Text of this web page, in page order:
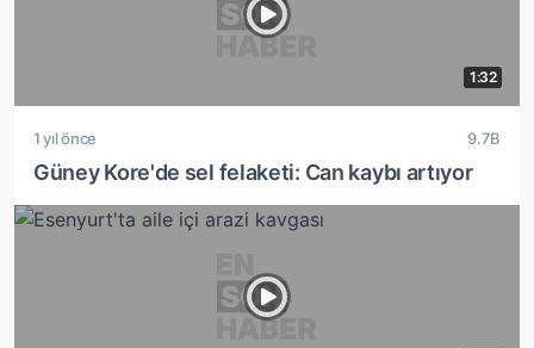
1:32
1 yıl önce 9.7B
Güney Kore'de sel felaketi: Can kaybı artıyor